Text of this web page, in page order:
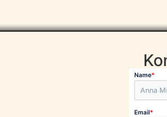
Name*
Email*